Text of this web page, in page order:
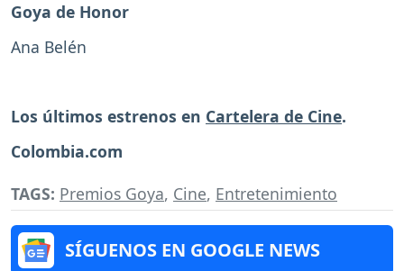
Goya de Honor
Ana Belén
Los últimos estrenos en Cartelera de Cine.
Colombia.com
TAGS: Premios Goya, Cine, Entretenimiento
SÍGUENOS EN GOOGLE NEWS